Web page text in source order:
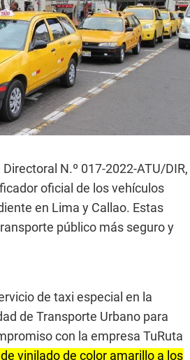
N.º 017-2022-ATU/DIR,
oficial de los vehículos
en Lima y Callao. Estas
público más seguro y
de taxi especial en la
de Transporte Urbano para
con la empresa TuRuta
vinilado de color amarillo a los